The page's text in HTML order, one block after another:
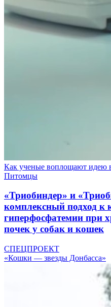
Как ученые воплощают идею
Питомцы
«Триобиндер» и
комплексный подход к
гиперфосфатемии при
почек у собак и кошек
СПЕЦПРОЕКТ
«Кошки — звезды Донбасса»